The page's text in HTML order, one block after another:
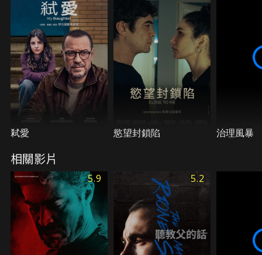
弒愛 慾望封鎖陷 治理風暴
相關影片
5.9 5.2